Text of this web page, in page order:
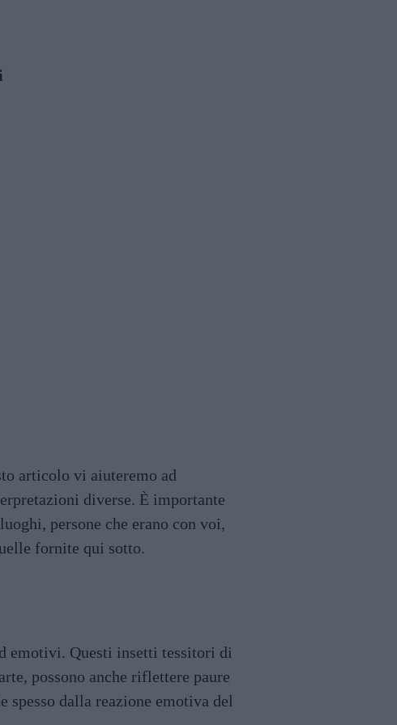
articolo vi aiuteremo ad
diverse. È importante
persone che erano con voi,
fornite qui sotto.
emotivi. Questi insetti tessitori di
possono anche riflettere paure
dalla reazione emotiva del